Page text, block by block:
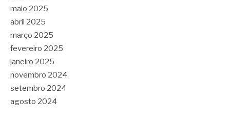
maio 2025
abril 2025
março 2025
fevereiro 2025
janeiro 2025
novembro 2024
setembro 2024
agosto 2024